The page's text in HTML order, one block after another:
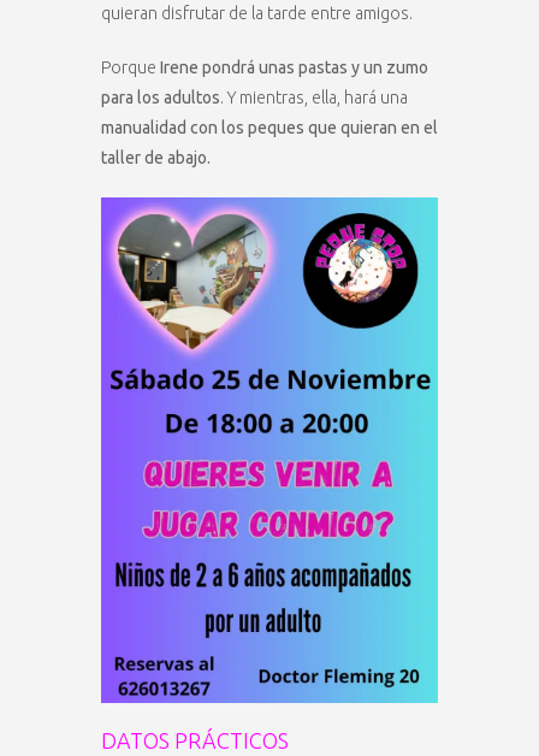
quieran disfrutar de la tarde entre amigos.
Porque Irene pondrá unas pastas y un zumo
para los adultos. Y mientras, ella, hará una
manualidad con los peques que quieran en el
taller de abajo.
DATOS PRÁCTICOS